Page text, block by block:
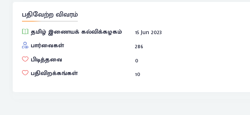
பதிவேற்ற விவரம்
தமிழ் இணையக் கல்விக்கழகம்
15 Jun 2023
பார்வைகள்
286
பிடித்தவை
0
பதிவிறக்கங்கள்
10